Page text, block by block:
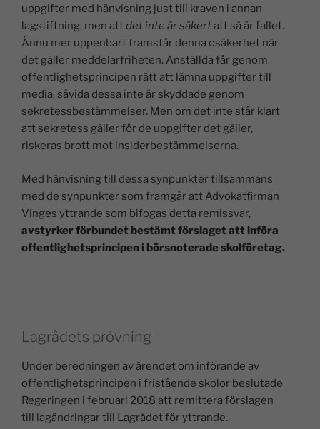
uppgifter med hänvisning just till kraven i annan
lagstiftning, men attdet inte är säkertatt så är fallet.
Ännu mer uppenbart framstår denna osäkerhet när
det gäller meddelarfriheten. Anställda får genom
offentlighetsprincipen rätt att lämna uppgifter till
media, såvida dessa inte är skyddade genom
sekretessbestämmelser. Men om det inte står klart
att sekretess gäller för de uppgifter det gäller,
riskeras brott mot insiderbestämmelserna.
Med hänvisning till dessa synpunkter tillsammans
med de synpunkter som framgår att Advokatfirman
Vinges yttrande som bifogas detta remissvar,
avstyrker förbundet bestämt förslaget att införa
offentlighetsprincipen i börsnoterade skolföretag.
Lagrådets prövning
Under beredningen av ärendet om införande av
offentlighetsprincipen i fristående skolor beslutade
Regeringen i februari 2018 att remittera förslagen
till lagändringar till Lagrådet för yttrande.